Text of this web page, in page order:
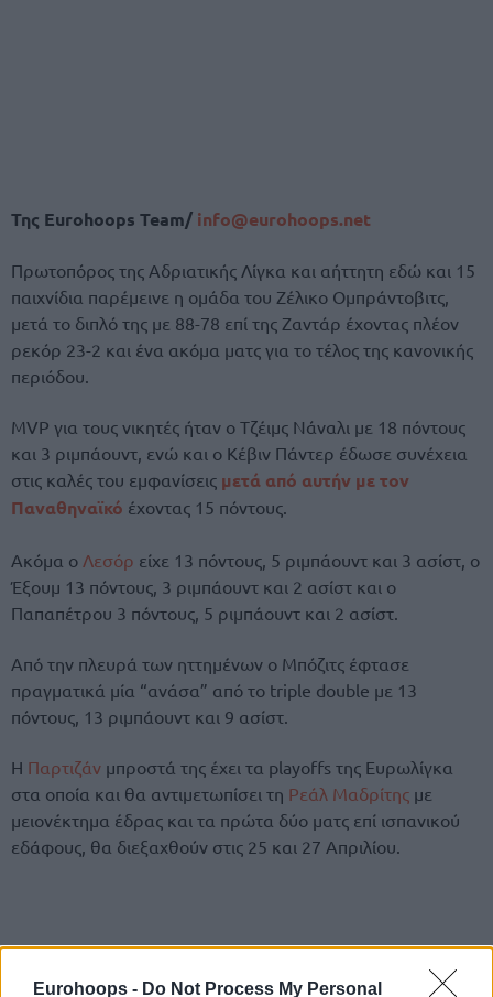
Eurohoops - Do Not Process My Personal
Της Eurohoops Team/ info@eurohoops.net
Πρωτοπόρος της Αδριατικής Λίγκα και αήττητη εδώ και 15
παιχνίδια παρέμεινε η ομάδα του Ζέλικο Ομπράντοβιτς,
μετά το διπλό της με 88-78 επί της Ζαντάρ έχοντας πλέον
ρεκόρ 23-2 και ένα ακόμα ματς για το τέλος της κανονικής
περιόδου.
MVP για τους νικητές ήταν ο Τζέιμς Νάναλι με 18 πόντους
και 3 ριμπάουντ, ενώ και ο Κέβιν Πάντερ έδωσε συνέχεια
στις καλές του εμφανίσεις μετά από αυτήν με τον
Παναθηναϊκό έχοντας 15 πόντους.
Ακόμα ο Λεσόρ είχε 13 πόντους, 5 ριμπάουντ και 3 ασίστ, ο
Έξουμ 13 πόντους, 3 ριμπάουντ και 2 ασίστ και ο
Παπαπέτρου 3 πόντους, 5 ριμπάουντ και 2 ασίστ.
Από την πλευρά των ηττημένων ο Μπόζιτς έφτασε
πραγματικά μία “ανάσα” από το triple double με 13
πόντους, 13 ριμπάουντ και 9 ασίστ.
Η Παρτιζάν μπροστά της έχει τα playoffs της Ευρωλίγκα
στα οποία και θα αντιμετωπίσει τη Ρεάλ Μαδρίτης με
μειονέκτημα έδρας και τα πρώτα δύο ματς επί ισπανικού
εδάφους, θα διεξαχθούν στις 25 και 27 Απριλίου.